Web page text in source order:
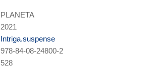
PLANETA
2021
Intriga.suspense
978-84-08-24800-2
528